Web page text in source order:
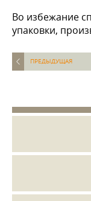
Во избежание
упаковки,
ПРЕДЫДУЩАЯ